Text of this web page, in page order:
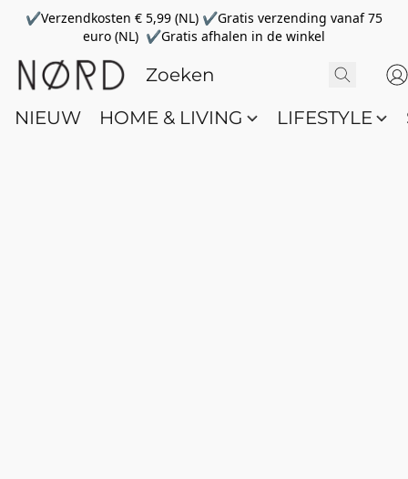
✔Verzendkosten € 5,99 (NL) ✔Gratis verzending vanaf 75
euro (NL) ✔Gratis afhalen in de winkel
NIEUW HOME & LIVING LIFESTYLE